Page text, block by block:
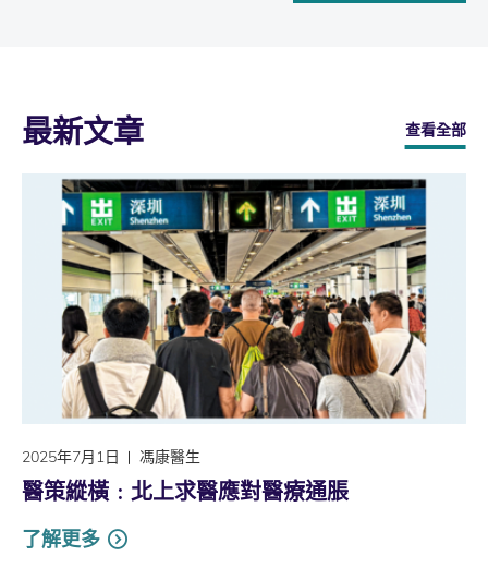
最新文章 查看全部
2025年7月1日 馮康醫生
醫策縱橫﹕北上求醫應對醫療通脹
了解更多